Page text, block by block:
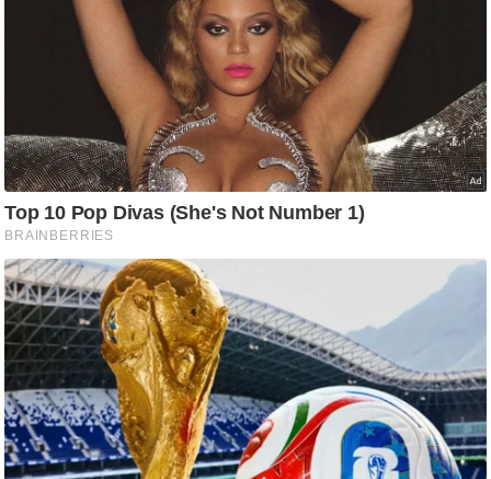
घ
रे
लू
नु
स्खे
प
र्य
ट
न
स्थ
ल
फि